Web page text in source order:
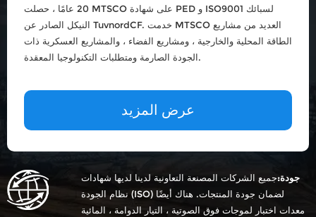
20 عامًا ، حصلت MTSCO على شهادة PED و ISO9001 لسبائك
النيكل الصادر عن TuvnordCF. خدمت MTSCO العديد من مشاريع
الطاقة المحلية والخارجية ، ومشاريع الفضاء ، والمشاريع العسكرية ذات
الجودة الصارمة ومتطلبات التكنولوجيا المعقدة.
عرض المزيد
جودة:جميع الشركات المصنعة التعاونية لدينا لديها شهادات
نظام الجودة (ISO) لضمان جودة المنتجات. هناك أيضًا
معدات اختبار لموجات فوق الصوتية ، التيار الدوامة ، المائية